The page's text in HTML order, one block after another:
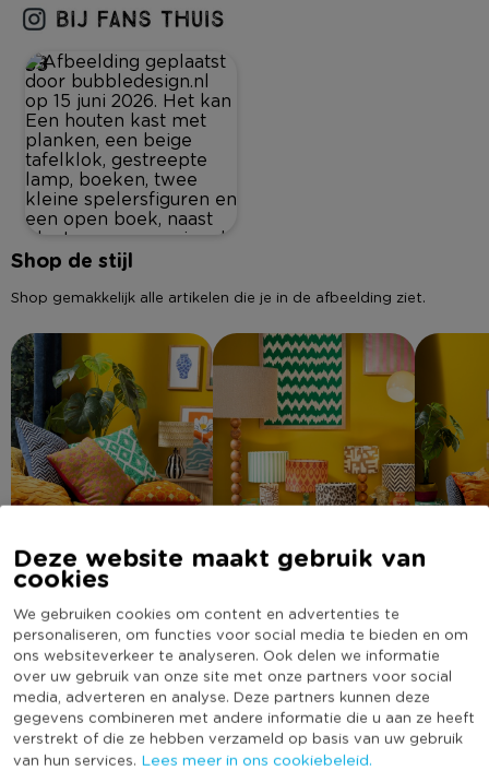
Deze website maakt gebruik van
cookies
We gebruiken cookies om content en advertenties te
personaliseren, om functies voor social media te bieden en om
ons websiteverkeer te analyseren. Ook delen we informatie
over uw gebruik van onze site met onze partners voor social
media, adverteren en analyse. Deze partners kunnen deze
gegevens combineren met andere informatie die u aan ze heeft
verstrekt of die ze hebben verzameld op basis van uw gebruik
van hun services. Lees meer in ons cookiebeleid.
33
Shop de stijl
Shop gemakkelijk alle artikelen die je in de afbeelding ziet.
Omschrijving
Opvallen doe je sowieso met deze zwart-wit gestreepte
lampvoet. Een echte eyecatcher met een vleugje retro. De